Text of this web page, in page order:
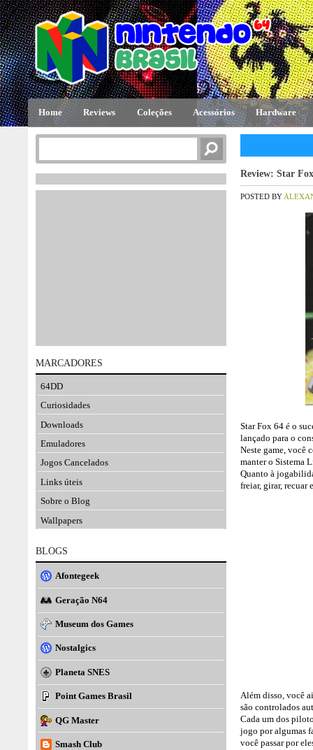
Home Reviews Coleções Acessórios Hardware
Review: Star
POSTED BY
Star Fox 64 é o
lançado para o
Neste game, você
manter o Sistema
Quanto à
freiar, girar, recuar
Além disso, você
são controlados
Cada um dos
jogo por algumas
você passar por
MARCADORES
64DD
Curiosidades
Downloads
Emuladores
Jogos Cancelados
Links úteis
Sobre o Blog
Wallpapers
BLOGS
Afontegeek
Geração N64
Museum dos Games
Nostalgics
Planeta SNES
Point Games Brasil
QG Master
Smash Club